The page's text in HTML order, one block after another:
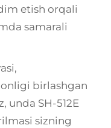
etish orqali
samarali
birlashgan
unda SH-512E
sizning